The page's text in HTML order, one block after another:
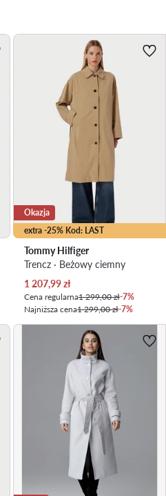
extra -25% Kod: LAST
Okazja
Tommy Hilfiger
Trencz · Beżowy ciemny
Aktualna cena
1 207,99zł
Cena regularna1 299,00 zł-7%
Najniższa cena1 299,00 zł-7%